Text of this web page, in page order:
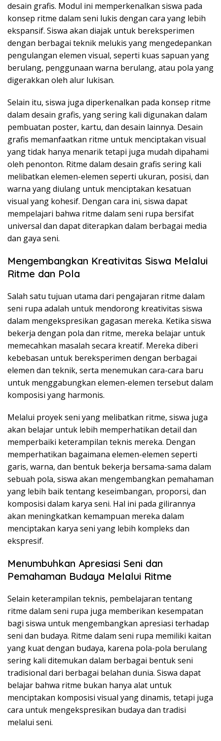
desain grafis. Modul ini memperkenalkan siswa pada
konsep ritme dalam seni lukis dengan cara yang lebih
ekspansif. Siswa akan diajak untuk bereksperimen
dengan berbagai teknik melukis yang mengedepankan
pengulangan elemen visual, seperti kuas sapuan yang
berulang, penggunaan warna berulang, atau pola yang
digerakkan oleh alur lukisan.
Selain itu, siswa juga diperkenalkan pada konsep ritme
dalam desain grafis, yang sering kali digunakan dalam
pembuatan poster, kartu, dan desain lainnya. Desain
grafis memanfaatkan ritme untuk menciptakan visual
yang tidak hanya menarik tetapi juga mudah dipahami
oleh penonton. Ritme dalam desain grafis sering kali
melibatkan elemen-elemen seperti ukuran, posisi, dan
warna yang diulang untuk menciptakan kesatuan
visual yang kohesif. Dengan cara ini, siswa dapat
mempelajari bahwa ritme dalam seni rupa bersifat
universal dan dapat diterapkan dalam berbagai media
dan gaya seni.
Mengembangkan Kreativitas Siswa Melalui
Ritme dan Pola
Salah satu tujuan utama dari pengajaran ritme dalam
seni rupa adalah untuk mendorong kreativitas siswa
dalam mengekspresikan gagasan mereka. Ketika siswa
bekerja dengan pola dan ritme, mereka belajar untuk
memecahkan masalah secara kreatif. Mereka diberi
kebebasan untuk bereksperimen dengan berbagai
elemen dan teknik, serta menemukan cara-cara baru
untuk menggabungkan elemen-elemen tersebut dalam
komposisi yang harmonis.
Melalui proyek seni yang melibatkan ritme, siswa juga
akan belajar untuk lebih memperhatikan detail dan
memperbaiki keterampilan teknis mereka. Dengan
memperhatikan bagaimana elemen-elemen seperti
garis, warna, dan bentuk bekerja bersama-sama dalam
sebuah pola, siswa akan mengembangkan pemahaman
yang lebih baik tentang keseimbangan, proporsi, dan
komposisi dalam karya seni. Hal ini pada gilirannya
akan meningkatkan kemampuan mereka dalam
menciptakan karya seni yang lebih kompleks dan
ekspresif.
Menumbuhkan Apresiasi Seni dan
Pemahaman Budaya Melalui Ritme
Selain keterampilan teknis, pembelajaran tentang
ritme dalam seni rupa juga memberikan kesempatan
bagi siswa untuk mengembangkan apresiasi terhadap
seni dan budaya. Ritme dalam seni rupa memiliki kaitan
yang kuat dengan budaya, karena pola-pola berulang
sering kali ditemukan dalam berbagai bentuk seni
tradisional dari berbagai belahan dunia. Siswa dapat
belajar bahwa ritme bukan hanya alat untuk
menciptakan komposisi visual yang dinamis, tetapi juga
cara untuk mengekspresikan budaya dan tradisi
melalui seni.